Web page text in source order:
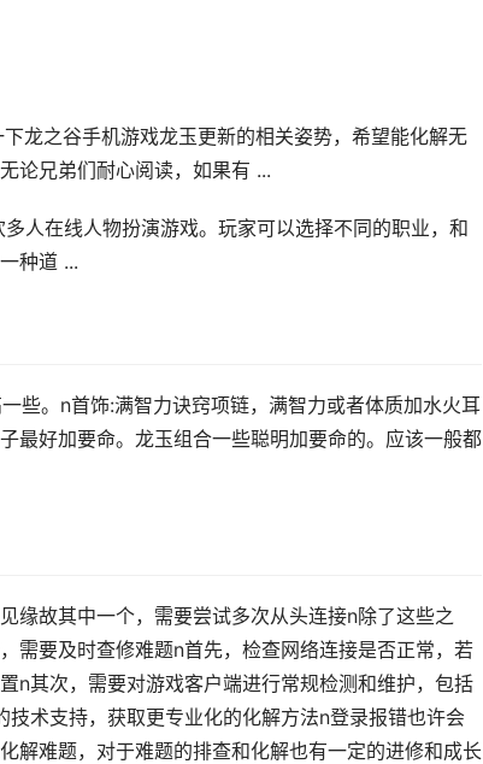
龙之谷手机游戏龙玉更新的相关姿势，希望能化解无
论兄弟们耐心阅读，如果有 ...
人在线人物扮演游戏。玩家可以选择不同的职业，和
种道 ...
些。n首饰:满智力诀窍项链，满智力或者体质加水火耳
最好加要命。龙玉组合一些聪明加要命的。应该一般都
缘故其中一个，需要尝试多次从头连接n除了这些之
需要及时查修难题n首先，检查网络连接是否正常，若
n其次，需要对游戏客户端进行常规检测和维护，包括
术支持，获取更专业化的化解方法n登录报错也许会
解难题，对于难题的排查和化解也有一定的进修和成长